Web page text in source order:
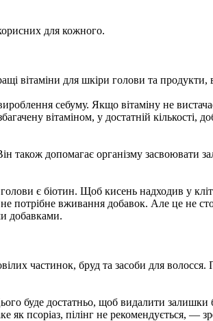
для кожного.
вітаміни для шкіри голови та продукти,
себуму. Якщо вітаміну не
вітаміном, у достатній кількості,
допомагає організму засвоювати
є біотин. Щоб кисень надходив у
потрібне вживання добавок. Але це не
добавками.
частинок, бруд та засоби для
буде достатньо, щоб видалити
псоріаз, пілінг не рекомендується, —